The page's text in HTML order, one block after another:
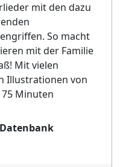
mit den dazu
So macht
mit der Familie
Mit vielen
Illustrationen von
Minuten